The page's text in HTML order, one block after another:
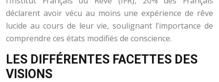
déclarent avoir vécu au moins une expérience de rêve
lucide au cours de leur vie, soulignant l’importance de
comprendre ces états modifiés de conscience.
LES DIFFÉRENTES FACETTES DES
VISIONS